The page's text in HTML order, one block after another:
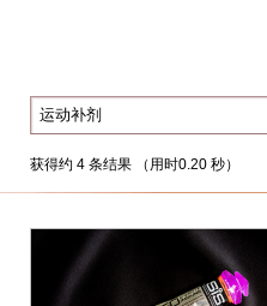
获得约 4 条结果 （用时0.20 秒）